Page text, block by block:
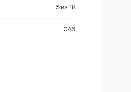
5из 18
046